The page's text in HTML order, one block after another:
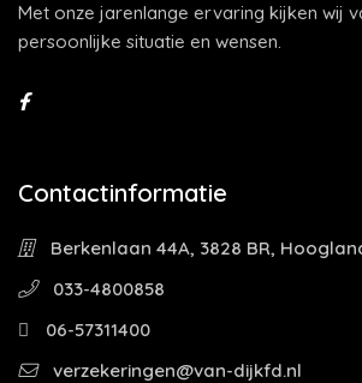
Met onze jarenlange ervaring kijken wij
persoonlijke situatie en wensen.
Contactinformatie
Berkenlaan 44A, 3828 BR,
033-4800858
06-57311400
verzekeringen@van-dijkfd.nl